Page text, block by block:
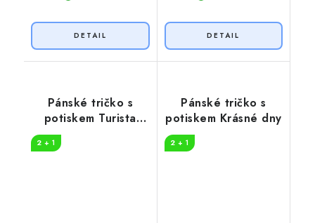
Pánské tričko s
potiskem Turista
2 + 1
Pánské tričko s
potiskem Krásné dny
2 + 1